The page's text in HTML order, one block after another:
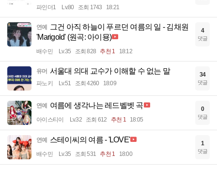
파인더1 Lv.80 조회 1743 18:21
연예 그건 아직 하늘이 푸르던 여름의 일 - 김채원
'Marigold' (원곡: 아이묭)
배수민 Lv.35 조회 828 추천 1 18:12
4
댓글
유머 서울대 의대 교수가 이해할 수 없는 말
파노키 Lv.51 조회 4260 18:09
34
댓글
연예 여름에 생각나는 레드벨벳 곡
아이스티이 Lv.32 조회 612 추천 1 18:05
0
댓글
연예 스테이씨의 여름 - 'LOVE'
배수민 Lv.35 조회 531 추천 1 18:00
1
댓글